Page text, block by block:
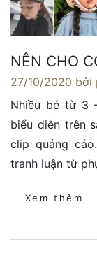
NÊN CHO
27/10/2020 bởi
Nhiều bé từ 3
biểu diễn trên
clip quảng
tranh luận từ
Xem thêm